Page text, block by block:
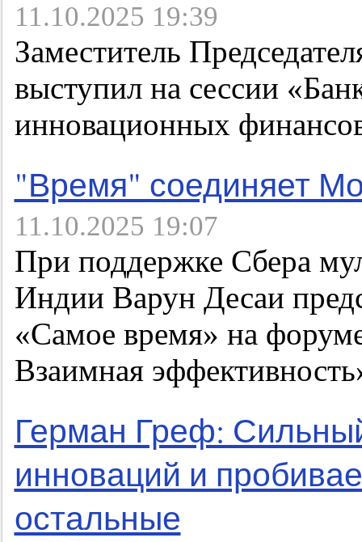
11.10.2025 19:39
Заместитель
выступил на сессии
инновационных
"Время" соединяет
11.10.2025 19:07
При поддержке Сбера
Индии Варун Десаи
«Самое время» на
Взаимная
Герман Греф:
инноваций и
остальные